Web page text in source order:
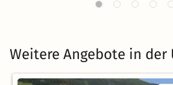
Weitere Angebote in der